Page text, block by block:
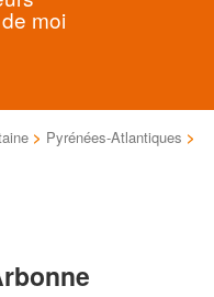
moi
> Pyrénées-Atlantiques >